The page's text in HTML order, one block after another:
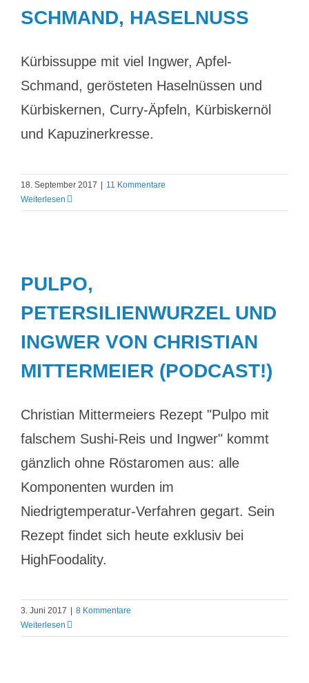
SCHMAND, HASELNUSS
Kürbissuppe mit viel Ingwer, Apfel-
Schmand, gerösteten Haselnüssen und
Kürbiskernen, Curry-Äpfeln, Kürbiskernöl
und Kapuzinerkresse.
18. September 2017
11 Kommentare
Weiterlesen
PULPO,
PETERSILIENWURZEL UND
INGWER VON CHRISTIAN
MITTERMEIER (PODCAST!)
Christian Mittermeiers Rezept "Pulpo mit
falschem Sushi-Reis und Ingwer" kommt
gänzlich ohne Röstaromen aus: alle
Komponenten wurden im
Niedrigtemperatur-Verfahren gegart. Sein
Rezept findet sich heute exklusiv bei
HighFoodality.
3. Juni 2017
8 Kommentare
Weiterlesen